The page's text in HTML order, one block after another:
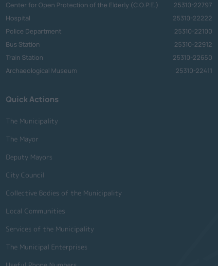
Center for Open Protection of the Elderly (C.O.P.E.)
25310-22797
Hospital
25310-22222
Police Department
25310-22100
Bus Station
25310-22912
Train Station
25310-22650
Archaeological Museum
25310-22411
Quick Actions
The Municipality
The Mayor
Deputy Mayors
City Council
Collective Bodies of the Municipality
Local Communities
Services of the Municipality
The Municipal Enterprises